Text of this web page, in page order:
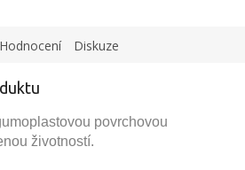
Hodnocení Diskuze
povrchovou
životností.